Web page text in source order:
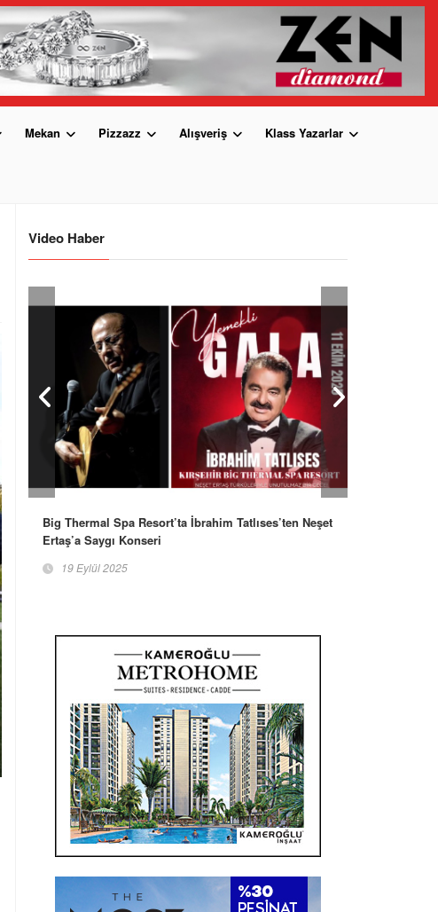
Mekan Pizzazz Alışveriş Klass Yazarlar
Video Haber
Big Thermal Spa Resort’ta İbrahim Tatlıses’ten Neşet
Ertaş’a Saygı Konseri
19 Eylül 2025